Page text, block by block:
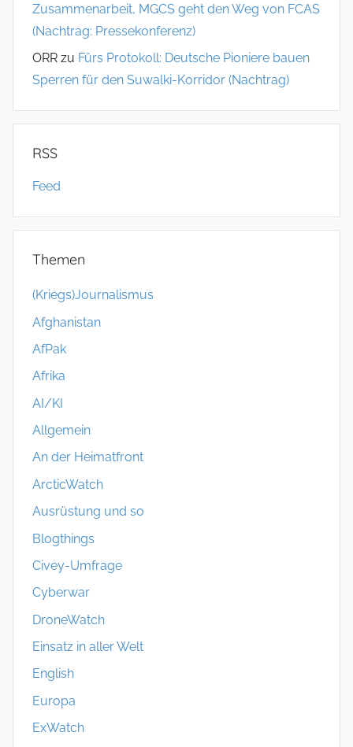
Zusammenarbeit, MGCS geht den Weg von FCAS
(Nachtrag: Pressekonferenz)
ORR zu Fürs Protokoll: Deutsche Pioniere bauen
Sperren für den Suwalki-Korridor (Nachtrag)
RSS
Feed
Themen
(Kriegs)Journalismus
Afghanistan
AfPak
Afrika
AI/KI
Allgemein
An der Heimatfront
ArcticWatch
Ausrüstung und so
Blogthings
Civey-Umfrage
Cyberwar
DroneWatch
Einsatz in aller Welt
English
Europa
ExWatch